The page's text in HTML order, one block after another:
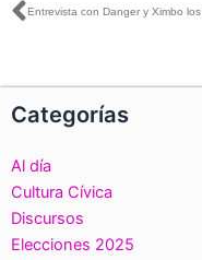
Ant
Categorías
Al día
Cultura Cívica
Discursos
Elecciones 2025